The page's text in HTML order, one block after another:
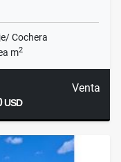
Cochera
m2
Venta
USD